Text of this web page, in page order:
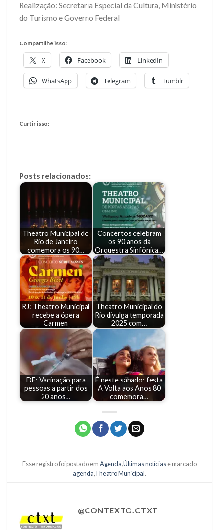
Realização: Secretaria Especial da Cultura, Ministério
do Turismo e Governo Federal
Compartilhe isso:
X Facebook LinkedIn
WhatsApp Telegram Tumblr
Curtir isso:
Posts relacionados:
Theatro Municipal do
Rio de Janeiro
comemora os 90…
Concertos celebram
os 90 anos da
Orquestra Sinfônica…
RJ: Theatro Municipal
recebe a ópera
Carmen
Theatro Municipal do
Rio divulga temporada
2025 com…
DF: Vacinação para
pessoas a partir dos
20 anos…
É neste sábado: festa
A Volta aos Anos 80
comemora…
Esse registro foi postado emAgenda,Últimas notíciase marcado
agenda,Theatro Municipal.
@CONTEXTO.CTXT